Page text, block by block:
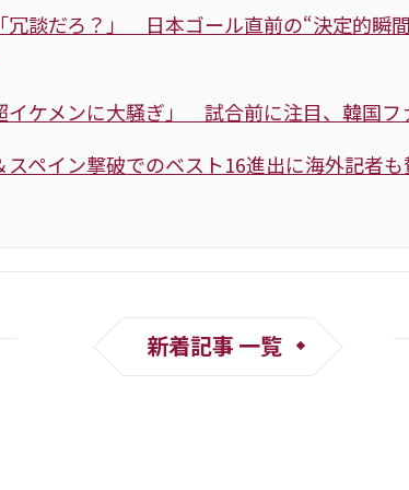
冗談だろ？」 日本ゴール直前の“決定的
イケメンに大騒ぎ」 試合前に注目、韓国フ
スペイン撃破でのベスト16進出に海外記者
新着記事 一覧